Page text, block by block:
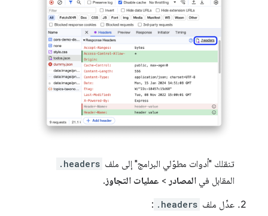
تنقلك "أدوات مطوّلي البرامج" إلى ملف .headers
المقابل في المصادر > عمليات التجاوز.
عدِّل ملف .headers
: